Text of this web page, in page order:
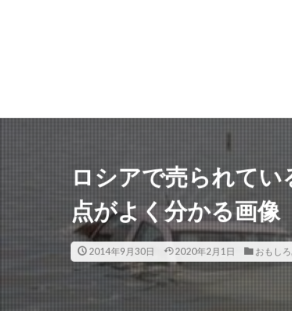
ロシアで売られてい
点がよく分かる画像
2014年9月30日 2020年2月1日 おもしろ,